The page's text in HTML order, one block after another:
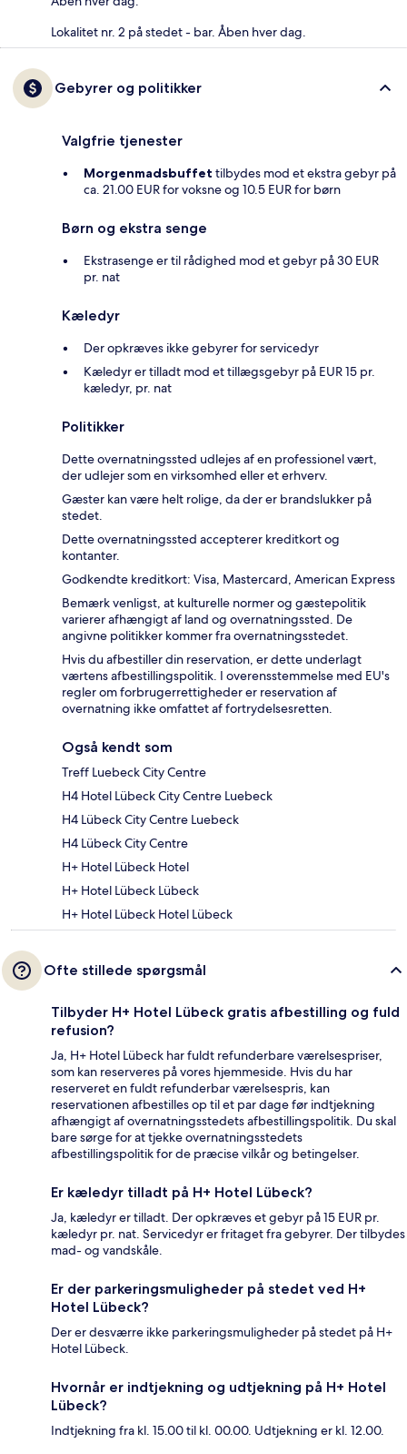
Lokalitet nr. 2 på stedet - bar. Åben hver dag.
Gebyrer og politikker
Valgfrie tjenester
Morgenmadsbuffet tilbydes mod et ekstra gebyr på
ca. 21.00 EUR for voksne og 10.5 EUR for børn
Børn og ekstra senge
Ekstrasenge er til rådighed mod et gebyr på 30 EUR
pr. nat
Kæledyr
Der opkræves ikke gebyrer for servicedyr
Kæledyr er tilladt mod et tillægsgebyr på EUR 15 pr.
kæledyr, pr. nat
Politikker
Dette overnatningssted udlejes af en professionel vært,
der udlejer som en virksomhed eller et erhverv.
Gæster kan være helt rolige, da der er brandslukker på
stedet.
Dette overnatningssted accepterer kreditkort og
kontanter.
Godkendte kreditkort: Visa, Mastercard, American Express
Bemærk venligst, at kulturelle normer og gæstepolitik
varierer afhængigt af land og overnatningssted. De
angivne politikker kommer fra overnatningsstedet.
Hvis du afbestiller din reservation, er dette underlagt
værtens afbestillingspolitik. I overensstemmelse med EU's
regler om forbrugerrettigheder er reservation af
overnatning ikke omfattet af fortrydelsesretten.
Også kendt som
Treff Luebeck City Centre
H4 Hotel Lübeck City Centre Luebeck
H4 Lübeck City Centre Luebeck
H4 Lübeck City Centre
H+ Hotel Lübeck Hotel
H+ Hotel Lübeck Lübeck
H+ Hotel Lübeck Hotel Lübeck
Ofte stillede spørgsmål
Tilbyder H+ Hotel Lübeck gratis afbestilling og fuld
refusion?
Ja, H+ Hotel Lübeck har fuldt refunderbare værelsespriser,
som kan reserveres på vores hjemmeside. Hvis du har
reserveret en fuldt refunderbar værelsespris, kan
reservationen afbestilles op til et par dage før indtjekning
afhængigt af overnatningsstedets afbestillingspolitik. Du skal
bare sørge for at tjekke overnatningsstedets
afbestillingspolitik for de præcise vilkår og betingelser.
Er kæledyr tilladt på H+ Hotel Lübeck?
Ja, kæledyr er tilladt. Der opkræves et gebyr på 15 EUR pr.
kæledyr pr. nat. Servicedyr er fritaget fra gebyrer. Der tilbydes
mad- og vandskåle.
Er der parkeringsmuligheder på stedet ved H+
Hotel Lübeck?
Der er desværre ikke parkeringsmuligheder på stedet på H+
Hotel Lübeck.
Hvornår er indtjekning og udtjekning på H+ Hotel
Lübeck?
Indtjekning fra kl. 15.00 til kl. 00.00. Udtjekning er kl. 12.00.